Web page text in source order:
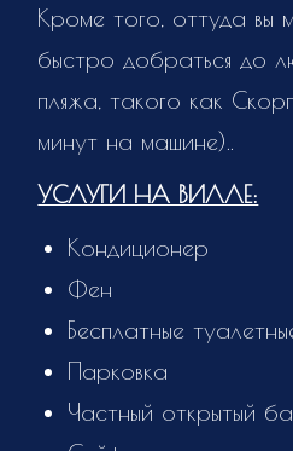
Кроме того, оттуда вы
быстро добраться до
пляжа, такого как
минут на машине)..
УСЛУГИ НА ВИЛЛЕ:
Кондиционер
Фен
Бесплатные
Парковка
Частный открытый